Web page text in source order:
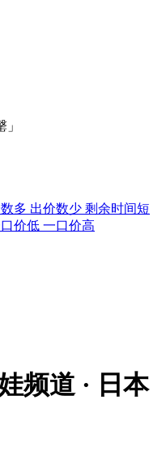
多 出价数少 剩余时间短
价低 一口价高
频道 · 日本